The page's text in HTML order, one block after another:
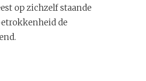
op zichzelf staande
de